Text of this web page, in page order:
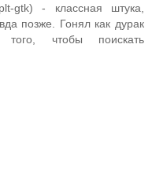
gtk) - классная штука,
позже. Гонял как дурак
того, чтобы поискать